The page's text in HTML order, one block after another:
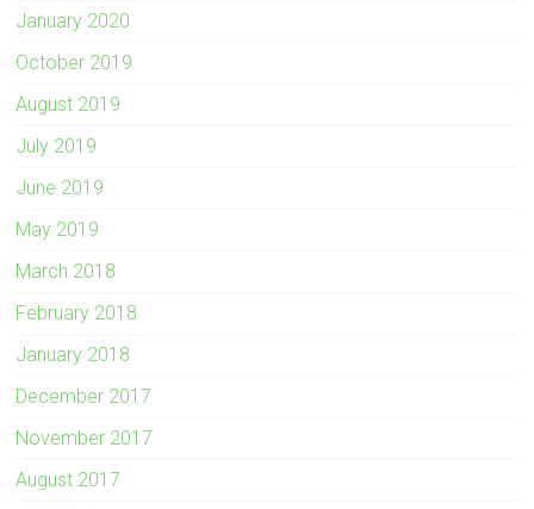
January 2020
October 2019
August 2019
July 2019
June 2019
May 2019
March 2018
February 2018
January 2018
December 2017
November 2017
August 2017